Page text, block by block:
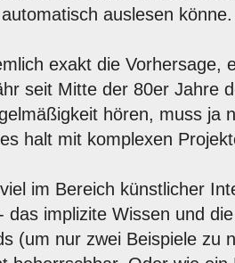
auslesen
exakt die Vorhersage,
seit Mitte der 80er Jahre
hören, muss ja
halt mit komplexen
im Bereich künstlicher
das implizite Wissen und
(um nur zwei Beispiele zu